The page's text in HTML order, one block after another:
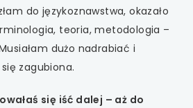
do językoznawstwa, okazało
teoria, metodologia –
dużo nadrabiać i
zagubiona.
się iść dalej – aż do